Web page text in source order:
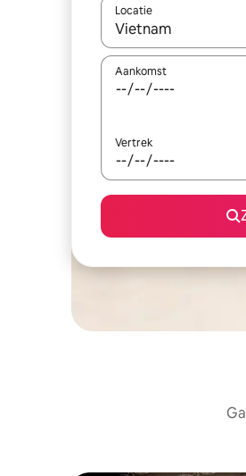
Locatie
Wanneer er
Aankomst
Vertrek